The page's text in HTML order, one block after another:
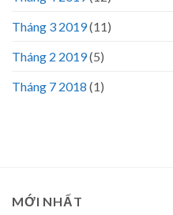
Tháng 3 2019(11)
Tháng 2 2019(5)
Tháng 7 2018 (1)
MỚI NHẤT